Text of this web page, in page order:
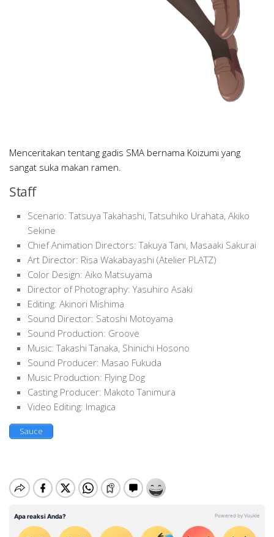
Menceritakan tentang gadis SMA bernama Koizumi yang
sangat suka makan ramen.
Staff
Scenario: Tatsuya Takahashi, Tatsuhiko Urahata, Akiko
Sekine
Chief Animation Directors: Takuya Tani, Masaaki Sakurai
Art Director: Risa Wakabayashi (Atelier PLATZ)
Color Design: Aiko Matsuyama
Director of Photography: Yasuhiro Asaki
Editing: Akinori Mishima
Sound Director: Satoshi Motoyama
Sound Production: Groove
Music: Takashi Tanaka, Shinichi Hosono
Sound Producer: Masao Fukuda
Music Production: Flying Dog
Casting Producer: Makoto Tanimura
Video Editing: Imagica
Sauce